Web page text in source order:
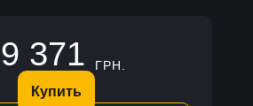
371 ГРН.
Купить